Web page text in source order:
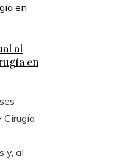
al
en
Cirugía
y, al